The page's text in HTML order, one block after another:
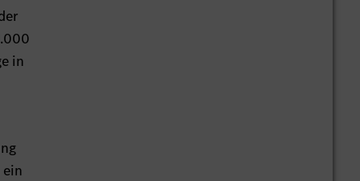
in